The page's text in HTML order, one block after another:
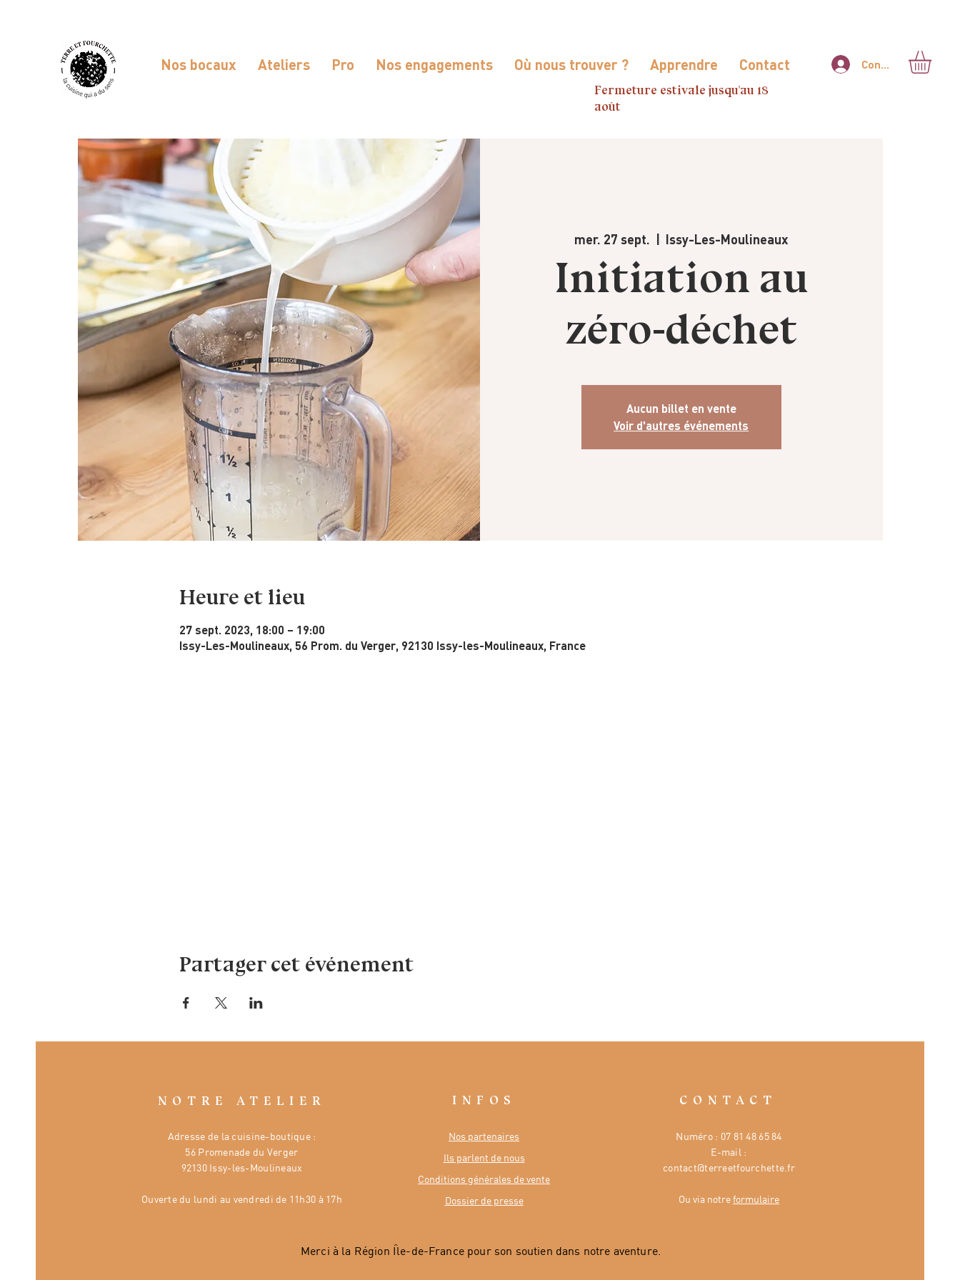
Nos bocaux Ateliers Pro Nos engagements Où nous trouver ? Apprendre Contact
Fermeture estivale jusqu'au 18
août
Connexion
mer. 27 sept.
  |
Issy-Les-Moulineaux
Initiation au
zéro-déchet
Aucun billet en vente
Voir d'autres événements
Heure et lieu
27 sept. 2023, 18:00 – 19:00
Issy-Les-Moulineaux, 56 Prom. du Verger, 92130 Issy-les-Moulineaux, France
Partager cet événement
NOTRE ATELIER
Adresse de la cuisine-boutique :
56 Promenade du Verger
92130 Issy-les-Moulineaux
Ouverte du lundi au vendredi de 11h30 à 17h
INFOS
Nos partenaires
Ils parlent de nous
Conditions générales de vente
Dossier de presse
CONTACT
Numéro : 07 81 48 65 84
E-mail :
contact@terreetfourchette.fr
Ou via notreformulaire
Merci à la Région Île-de-France pour son soutien dans notre aventure.